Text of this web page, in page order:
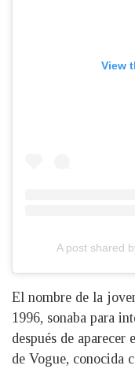
View
A post shared
El nombre de la
1996, sonaba para
después de aparecer
de Vogue, conocida